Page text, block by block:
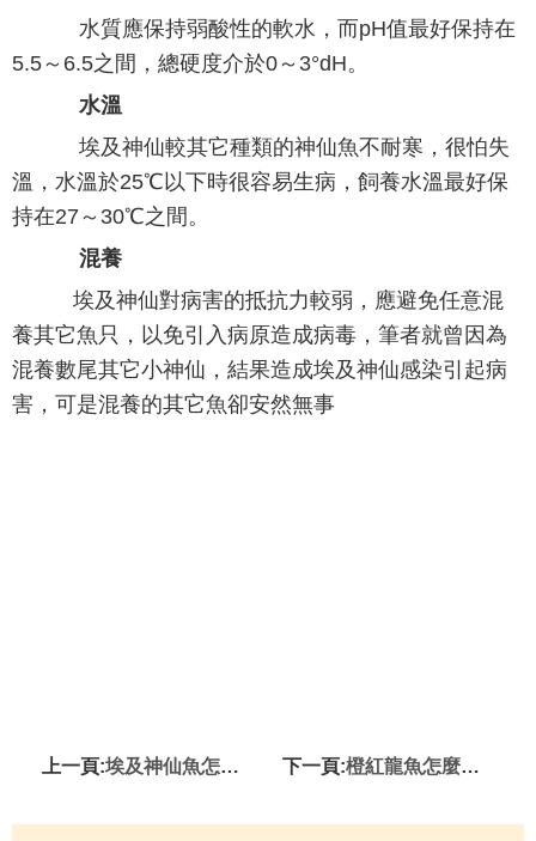
水質應保持弱酸性的軟水，而pH值最好保持在
5.5～6.5之間，總硬度介於0～3°dH。
水溫
埃及神仙較其它種類的神仙魚不耐寒，很怕失
溫，水溫於25℃以下時很容易生病，飼養水溫最好保
持在27～30℃之間。
混養
埃及神仙對病害的抵抗力較弱，應避免任意混
養其它魚只，以免引入病原造成病毒，筆者就曾因為
混養數尾其它小神仙，結果造成埃及神仙感染引起病
害，可是混養的其它魚卻安然無事
上一頁:埃及神仙魚怎麼挑選 掌握選購技巧 下一頁:橙紅龍魚怎麼養 該魚比較容易受驚